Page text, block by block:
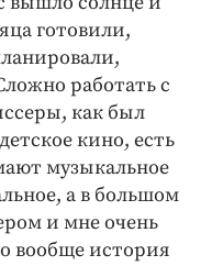
готовили,
работать с
как был
кино, есть
музыкальное
а в большом
и мне очень
вообще история